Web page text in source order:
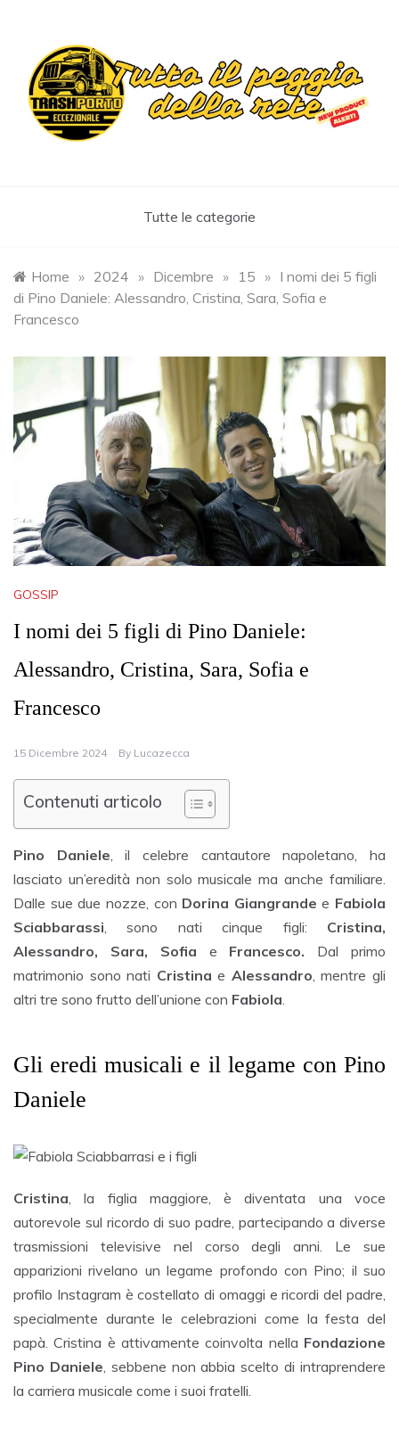
content
Tutte le categorie
Home » 2024 » Dicembre » 15 » I nomi dei 5 figli
di Pino Daniele: Alessandro, Cristina, Sara, Sofia e
Francesco
GOSSIP
I nomi dei 5 figli di Pino Daniele:
Alessandro, Cristina, Sara, Sofia e
Francesco
15 Dicembre 2024 By Lucazecca
Contenuti articolo
Pino Daniele , il celebre cantautore napoletano, ha
lasciato un’eredità non solo musicale ma anche familiare.
Dalle sue due nozze, con Dorina Giangrande e Fabiola
Sciabbarassi , sono nati cinque figli: Cristina,
Alessandro, Sara, Sofia e Francesco. Dal primo
matrimonio sono nati Cristina e Alessandro , mentre gli
altri tre sono frutto dell’unione con Fabiola
Gli eredi musicali e il legame con Pino
Daniele
Cristina, la figlia maggiore, è diventata una voce
autorevole sul ricordo di suo padre, partecipando a diverse
trasmissioni televisive nel corso degli anni. Le sue
apparizioni rivelano un legame profondo con Pino; il suo
profilo Instagram è costellato di omaggi e ricordi del padre,
specialmente durante le celebrazioni come la festa del
papà. Cristina è attivamente coinvolta nella Fondazione
Pino Daniele, sebbene non abbia scelto di intraprendere
la carriera musicale come i suoi fratelli.